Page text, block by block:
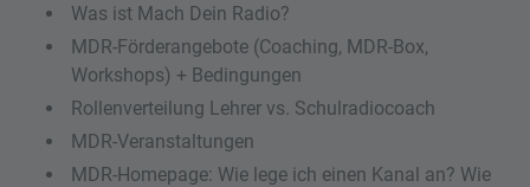
Was ist Mach Dein Radio?
MDR-Förderangebote (Coaching, MDR-Box,
Workshops) + Bedingungen
Rollenverteilung Lehrer vs. Schulradiocoach
MDR-Veranstaltungen
MDR-Homepage: Wie lege ich einen Kanal an? Wie